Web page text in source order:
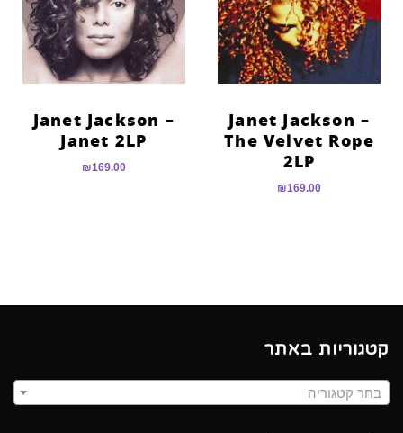
format_underlined הוסף קו תחתון לקישורים
סמן קישורים
לאפס
כל
האפשרויות
cached
Janet Jackson –
The Velvet Rope
2LP
₪169.00
Janet Jackson –
Janet 2LP
₪169.00
קטגוריות באתר
בחר קטגוריה